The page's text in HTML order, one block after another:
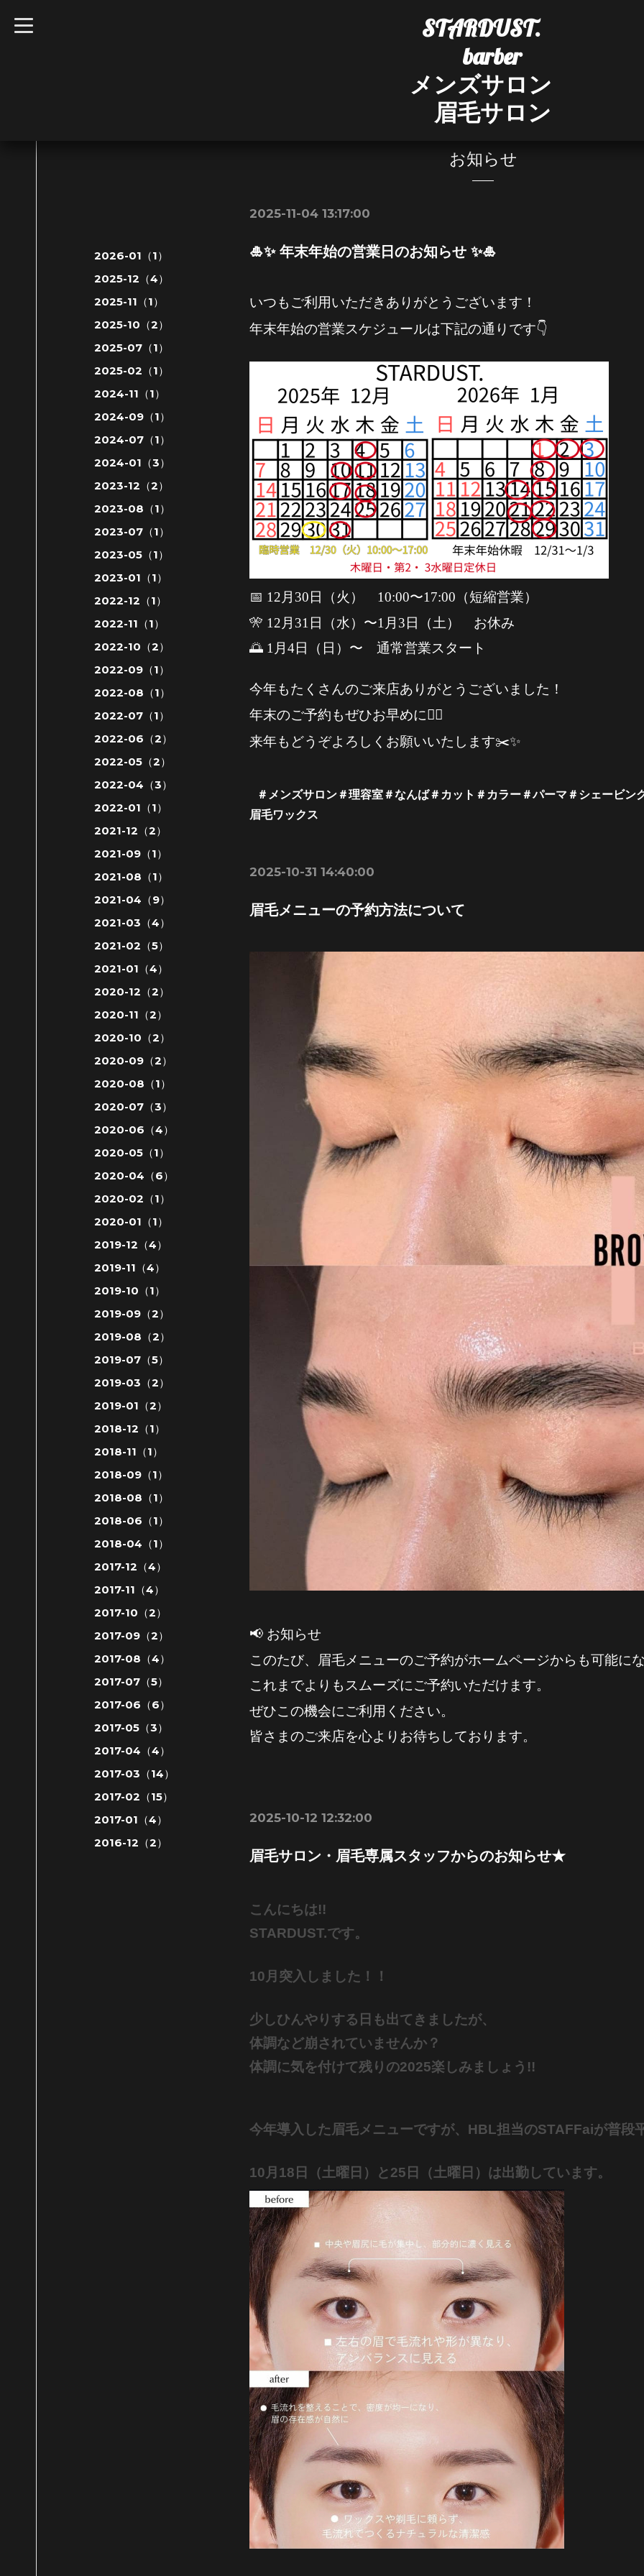
STARDUST.
barber
メンズサロン
眉毛サロン
t
o
お知らせ
2025-11-04 13:17:00
🎍✨ 年末年始の営業日のお知らせ ✨🎍
いつもご利用いただきありがとうございます！
年末年始の営業スケジュールは下記の通りです👇
📅 12月30日（火） 10:00〜17:00（短縮営業）
🎌 12月31日（水）〜1月3日（土） お休み
🌅 1月4日（日）〜 通常営業スタート
今年もたくさんのご来店ありがとうございました！
年末のご予約もぜひお早めに🙇‍♂️
来年もどうぞよろしくお願いいたします✂️✨
＃メンズサロン＃理容室＃なんば＃カット＃カラー＃パーマ＃シェービン
眉毛ワックス
2025-10-31 14:40:00
眉毛メニューの予約方法について
📢 お知らせ
このたび、眉毛メニューのご予約がホームページからも可能にな
これまでよりもスムーズにご予約いただけます。
ぜひこの機会にご利用ください。
皆さまのご来店を心よりお待ちしております。
2025-10-12 12:32:00
眉毛サロン・眉毛専属スタッフからのお知らせ★
こんにちは!!
STARDUST.です。
10月突入しました！！
少しひんやりする日も出てきましたが、
体調など崩されていませんか？
体調に気を付けて残りの2025楽しみましょう!!
今年導入した眉毛メニューですが、 HBL担当のSTAFFaiが普段
10月18日（土曜日）と25日（土曜日）は出勤しています。
2026-01（1）
2025-12（4）
2025-11（1）
2025-10（2）
2025-07（1）
2025-02（1）
2024-11（1）
2024-09（1）
2024-07（1）
2024-01（3）
2023-12（2）
2023-08（1）
2023-07（1）
2023-05（1）
2023-01（1）
2022-12（1）
2022-11（1）
2022-10（2）
2022-09（1）
2022-08（1）
2022-07（1）
2022-06（2）
2022-05（2）
2022-04（3）
2022-01（1）
2021-12（2）
2021-09（1）
2021-08（1）
2021-04（9）
2021-03（4）
2021-02（5）
2021-01（4）
2020-12（2）
2020-11（2）
2020-10（2）
2020-09（2）
2020-08（1）
2020-07（3）
2020-06（4）
2020-05（1）
2020-04（6）
2020-02（1）
2020-01（1）
2019-12（4）
2019-11（4）
2019-10（1）
2019-09（2）
2019-08（2）
2019-07（5）
2019-03（2）
2019-01（2）
2018-12（1）
2018-11（1）
2018-09（1）
2018-08（1）
2018-06（1）
2018-04（1）
2017-12（4）
2017-11（4）
2017-10（2）
2017-09（2）
2017-08（4）
2017-07（5）
2017-06（6）
2017-05（3）
2017-04（4）
2017-03（14）
2017-02（15）
2017-01（4）
2016-12（2）